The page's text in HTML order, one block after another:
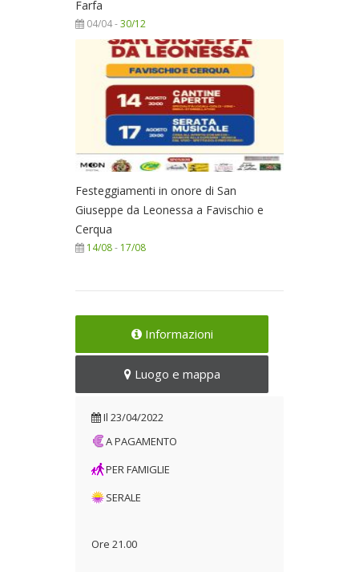
Farfa
04/04 -30/12
Festeggiamenti in onore di San
Giuseppe da Leonessa a Favischio e
Cerqua
14/08- 17/08
Informazioni
Luogo e mappa
Il 23/04/2022
A PAGAMENTO
PER FAMIGLIE
SERALE
Ore 21.00